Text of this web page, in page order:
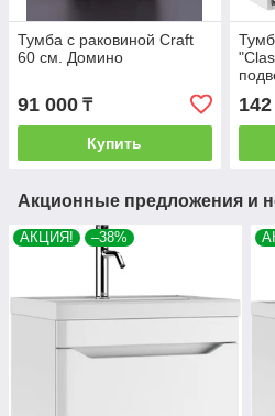
Тумба с раковиной Craft
60 см. Домино
91 000 ₸
Купить
Акционные предложения и
АКЦИЯ! –38%